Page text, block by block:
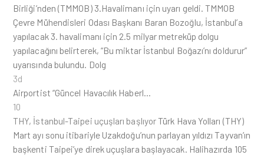
Birliği’nden (TMMOB) 3.Havalimanı için uyarı geldi. TMMOB
Çevre Mühendisleri Odası Başkanı Baran Bozoğlu, İstanbul’a
yapılacak 3. havalimanı için 2.5 milyar metreküp dolgu
yapılacağını belirterek, “Bu miktar İstanbul Boğazı’nı doldurur”
uyarısında bulundu. Dolg
3d
Airportist “Güncel Havacılık Haberl…
10
THY, İstanbul-Taipei uçuşları başlıyorTürk Hava Yolları (THY)
Mart ayı sonu itibariyle Uzakdoğu’nun parlayan yıldızı Tayvan’ın
başkenti Taipei’ye direk uçuşlara başlayacak. Halihazırda 105